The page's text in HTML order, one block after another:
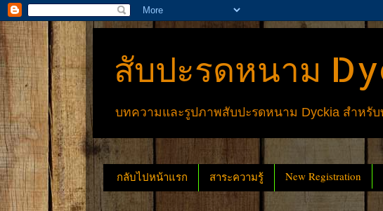
สับปะรดหนาม
บทความและรูปภาพสับปะรดหนาม Dyckia สำหรับ
กลับไปหน้าแรก สาระความรู้ New Registration